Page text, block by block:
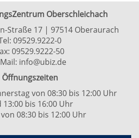
Oberschleichach
Straße 17 | 97514 Oberaurach
09529.9222-0
09529.9222-50
info@ubiz.de
Öffnungszeiten
von 08:30 bis 12:00 Uhr
13:00 bis 16:00 Uhr
08:30 bis 12:00 Uhr